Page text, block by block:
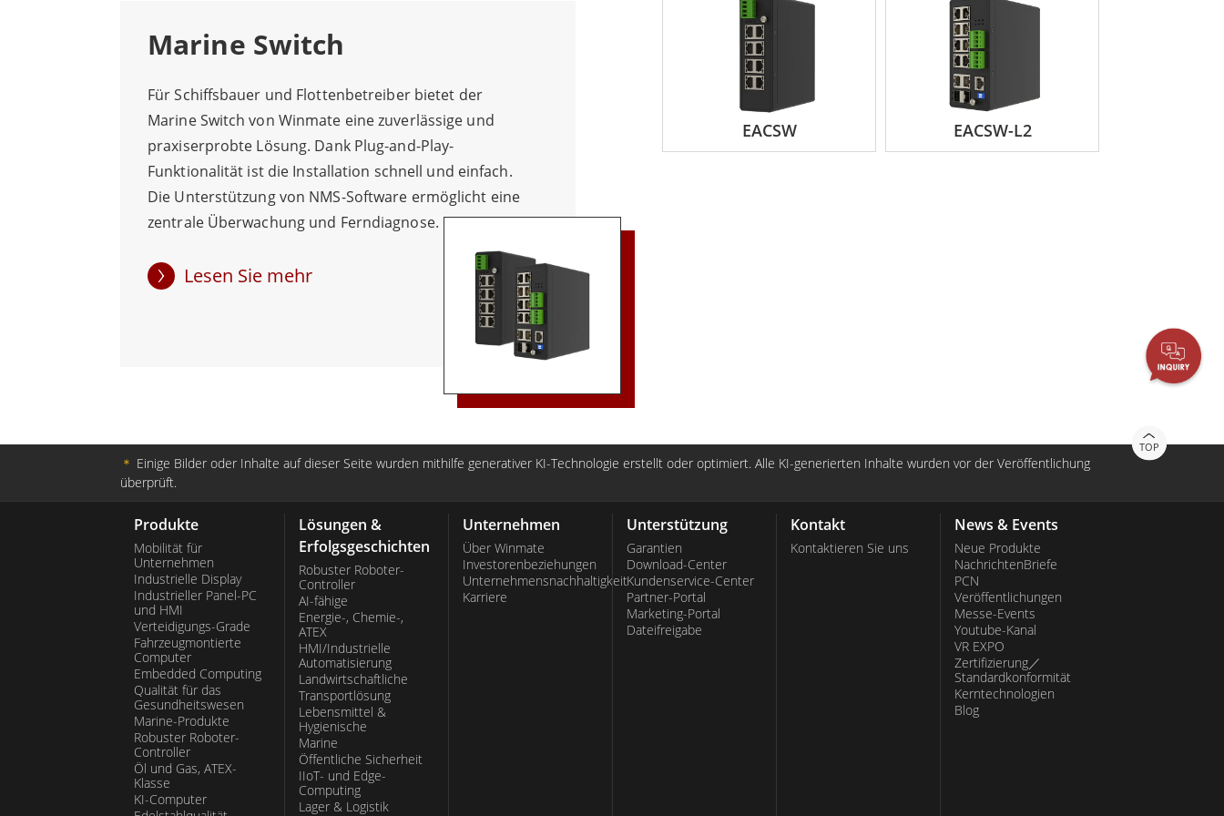
Marine Switch
Für Schiffsbauer und Flottenbetreiber bietet der
Marine Switch von Winmate eine zuverlässige und
praxiserprobte Lösung. Dank Plug-and-Play-
Funktionalität ist die Installation schnell und einfach.
Die Unterstützung von NMS-Software ermöglicht eine
zentrale Überwachung und Ferndiagnose. Mit
Glasfasererweiterung, X-Ring Pro-Redundanz mit
ultraschneller Wiederherstellung und IXM-Tools für
Betriebseffizienz. Er ist korrosionsbeständig, staub-
elektrische Steuerung und verlängert die Betriebszeit
Lesen Sie mehr
EACSW EACSW-L2
TOP
＊ Einige Bilder oder Inhalte auf dieser Seite wurden mithilfe generativer KI-Technologie erstellt oder optimiert. Alle KI-generierten Inhalte wurden vor der Veröffentlichung
überprüft.
Produkte
Mobilität für
Unternehmen
Industrielle Display
Industrieller Panel-PC
und HMI
Verteidigungs-Grade
Fahrzeugmontierte
Computer
Embedded Computing
Qualität für das
Gesundheitswesen
Marine-Produkte
Robuster Roboter-
Controller
Öl und Gas, ATEX-
Klasse
KI-Computer
Lösungen &
Erfolgsgeschichten
Robuster Roboter-
Controller
AI-fähige
Energie-, Chemie-,
ATEX
HMI/Industrielle
Automatisierung
Landwirtschaftliche
Transportlösung
Lebensmittel &
Hygienische
Marine
Öffentliche Sicherheit
IIoT- und Edge-
Computing
Lager & Logistik
Unternehmen
Über Winmate
Investorenbeziehungen
Unternehmensnachhaltigkeit
Karriere
Unterstützung
Garantien
Download-Center
Kundenservice-Center
Partner-Portal
Marketing-Portal
Dateifreigabe
Kontakt
Kontaktieren Sie uns
News & Events
Neue Produkte
NachrichtenBriefe
PCN
Veröffentlichungen
Messe-Events
Youtube-Kanal
VR EXPO
Zertifizierung／
Standardkonformität
Kerntechnologien
Blog